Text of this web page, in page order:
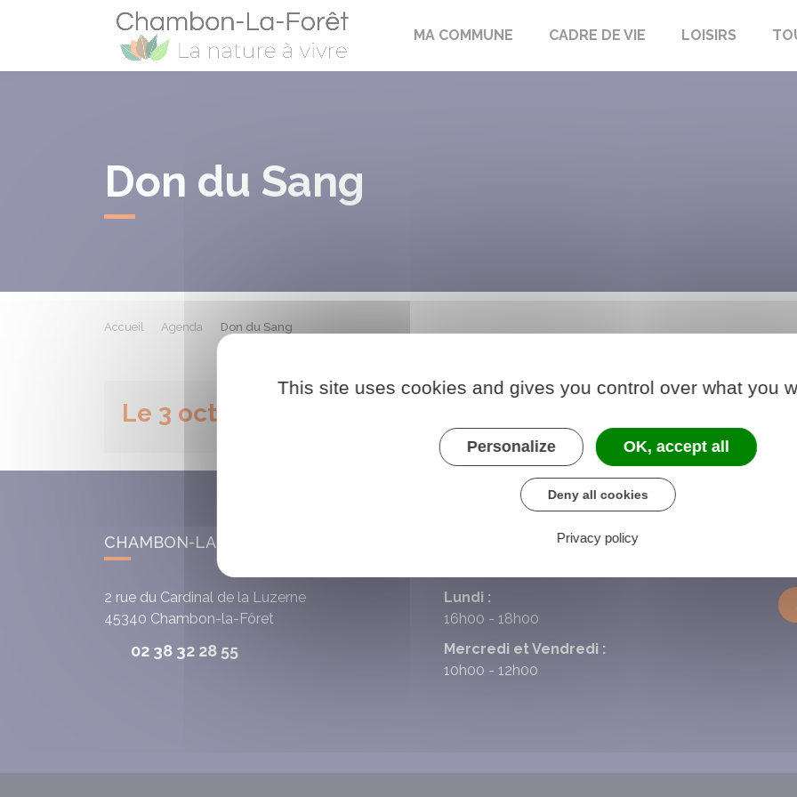
Chambon-la-Fôret
MA COMMUNE CADRE DE VIE LOISIRS
Don du Sang
Accueil Agenda Don du Sang
Le 3 octobre 2025
CHAMBON-LA-FÔRET
2 rue du Cardinal de la Luzerne
45340 Chambon-la-Fôret
02 38 32 28 55
HORAIRES DE LA MAIRIE
Lundi :
16h00 - 18h00
Mercredi et Vendredi :
10h00 - 12h00
This site uses cookies and gives you control over what you
Personalize OK, accept all
Deny all cookies
Privacy policy